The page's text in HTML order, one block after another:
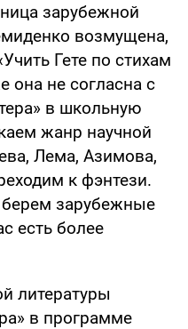
зарубежной
возмущена,
Гете по стихам
она не согласна с
в школьную
жанр научной
Лема, Азимова,
к фэнтези.
зарубежные
есть более
литературы
в программе